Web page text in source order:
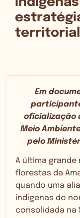
territorial
Em
oficialização
Meio
pelo
A última grande
florestas da
quando uma
indígenas do
consolidada na